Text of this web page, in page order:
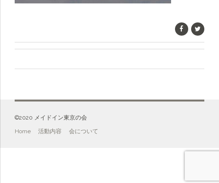
©️2020 メイドイン東京の会
Home 活動内容 会について